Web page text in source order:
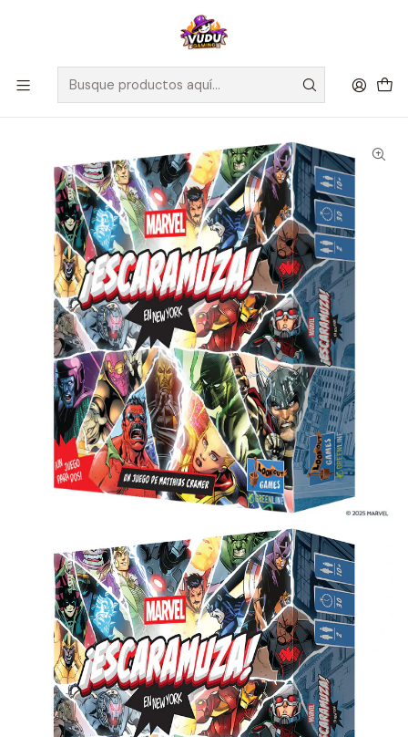
🚀 ¡Despachamos a todo Chile! Envío GRATIS a Regiones sobre
$100.000 y a RM sobre $35.000
Inicio Juegos de Mesa Cartas
MARVEL ¡ESCARAMUZA! EN NEW YORK -Español